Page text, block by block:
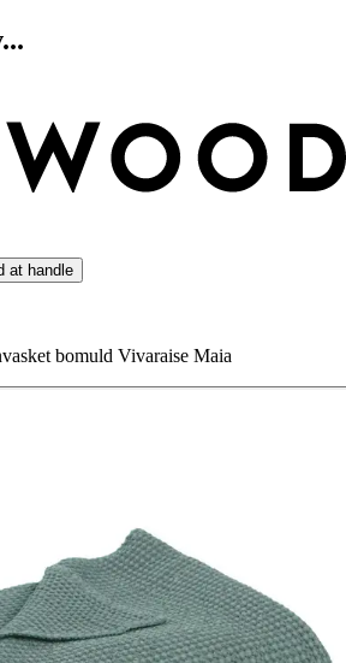
at handle
bomuld Vivaraise Maia